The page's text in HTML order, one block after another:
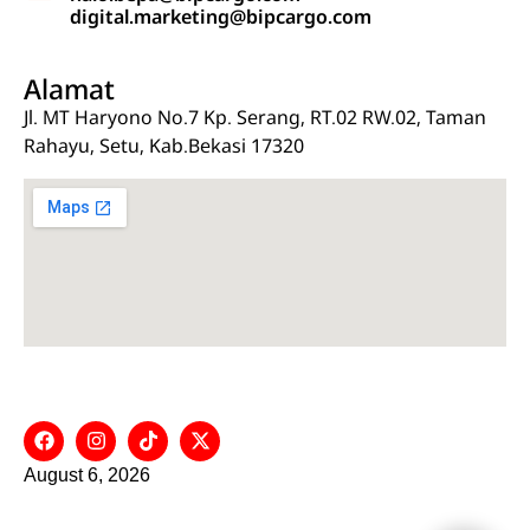
digital.marketing@bipcargo.com
Alamat
Jl. MT Haryono No.7 Kp. Serang, RT.02 RW.02, Taman
Rahayu, Setu, Kab.Bekasi 17320
August 6, 2026